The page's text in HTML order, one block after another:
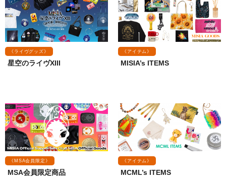
《ライヴグッズ》
星空のライヴXIII
《アイテム》
MISIA’s ITEMS
《MSA会員限定》
MSA会員限定商品
《アイテム》
MCML’s ITEMS